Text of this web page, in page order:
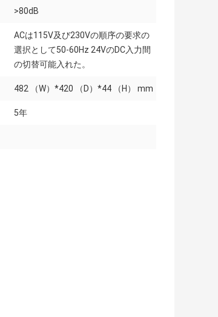
>80dB
ACは115V及び230Vの順序の要求の
選択として50-60Hz 24VのDC入力間
の切替可能入れた。
482 （W）*420 （D）*44 （H） mm
5年